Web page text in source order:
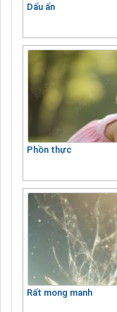
Dấu ấn
Phồn thực
Rất mong manh